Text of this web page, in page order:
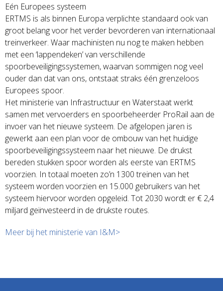
Eén Europees systeem
ERTMS is als binnen Europa verplichte standaard ook van
groot belang voor het verder bevorderen van internationaal
treinverkeer. Waar machinisten nu nog te maken hebben
met een ‘lappendeken’ van verschillende
spoorbeveiligingssystemen, waarvan sommigen nog veel
ouder dan dat van ons, ontstaat straks één grenzeloos
Europees spoor.
Het ministerie van Infrastructuur en Waterstaat werkt
samen met vervoerders en spoorbeheerder ProRail aan de
invoer van het nieuwe systeem. De afgelopen jaren is
gewerkt aan een plan voor de ombouw van het huidige
spoorbeveiligingssysteem naar het nieuwe. De drukst
bereden stukken spoor worden als eerste van ERTMS
voorzien. In totaal moeten zo’n 1300 treinen van het
systeem worden voorzien en 15.000 gebruikers van het
systeem hiervoor worden opgeleid. Tot 2030 wordt er € 2,4
miljard geïnvesteerd in de drukste routes.
Meer bij het ministerie van I&M>